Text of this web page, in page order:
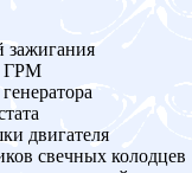
зажигания
ГРМ
двигателя
свечных колодцев